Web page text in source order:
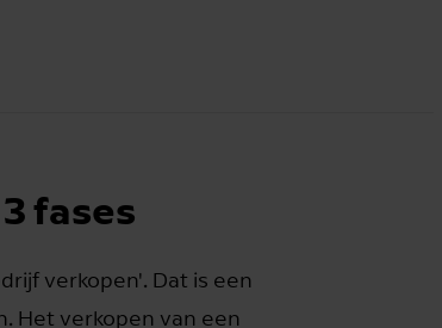
fases
verkopen'. Dat is een
Het verkopen van een